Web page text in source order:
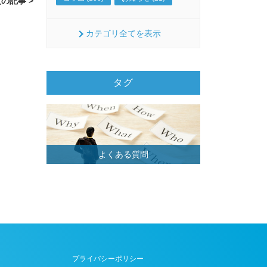
カテゴリ全てを表示
タグ
よくある質問
プライバシーポリシー